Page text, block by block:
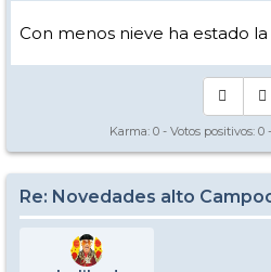
Con menos nieve ha estado
Karma: 0 - Votos positivos: 0
Re: Novedades alto